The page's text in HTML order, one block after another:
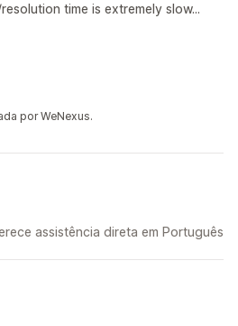
time is extremely slow...
por WeNexus.
assistência direta em Português